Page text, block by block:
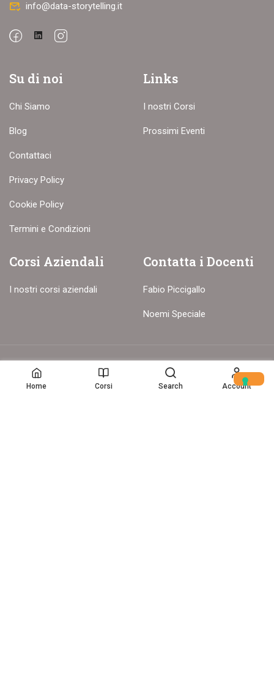
info@data-storytelling.it
Su di noi
Chi Siamo
Blog
Contattaci
Privacy Policy
Cookie Policy
Termini e Condizioni
Links
I nostri Corsi
Prossimi Eventi
Corsi Aziendali
I nostri corsi aziendali
Contatta i Docenti
Fabio Piccigallo
Noemi Speciale
© Copyright – 2017-26 Delion srls – Tutti i diritti riservati
Home Corsi Search Account